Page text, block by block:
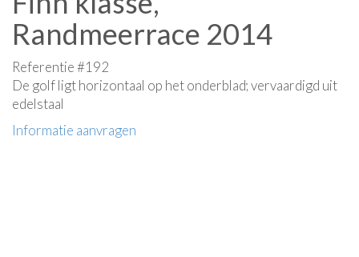
Randmeerrace 2014
Referentie #192
De golf ligt horizontaal op het onderblad; vervaardigd uit
edelstaal
Informatie aanvragen